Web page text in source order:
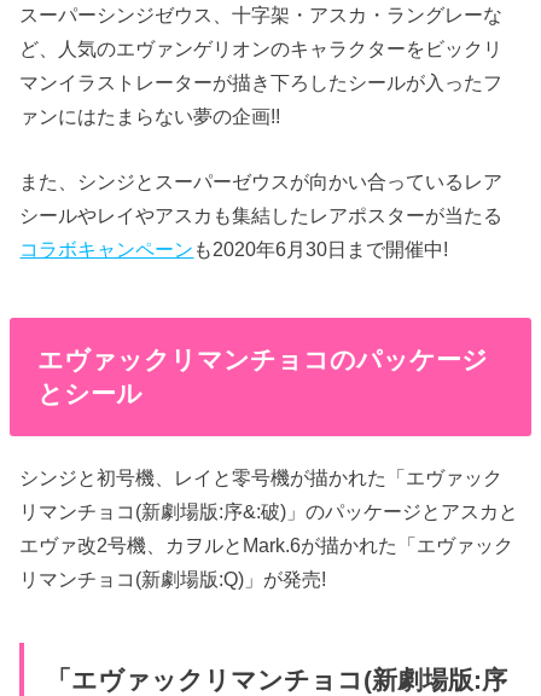
スーパーシンジゼウス、十字架・アスカ・ラングレーな
ど、人気のエヴァンゲリオンのキャラクターをビックリ
マンイラストレーターが描き下ろしたシールが入ったフ
ァンにはたまらない夢の企画!!
また、シンジとスーパーゼウスが向かい合っているレア
シールやレイやアスカも集結したレアポスターが当たる
コラボキャンペーン も2020年6月30日まで開催中!
エヴァックリマンチョコのパッケージ
とシール
シンジと初号機、レイと零号機が描かれた「エヴァック
リマンチョコ(新劇場版:序&:破)」のパッケージとアスカと
エヴァ改2号機、カヲルとMark.6が描かれた「エヴァック
リマンチョコ(新劇場版:Q)」が発売!
「エヴァックリマンチョコ(新劇場版:序